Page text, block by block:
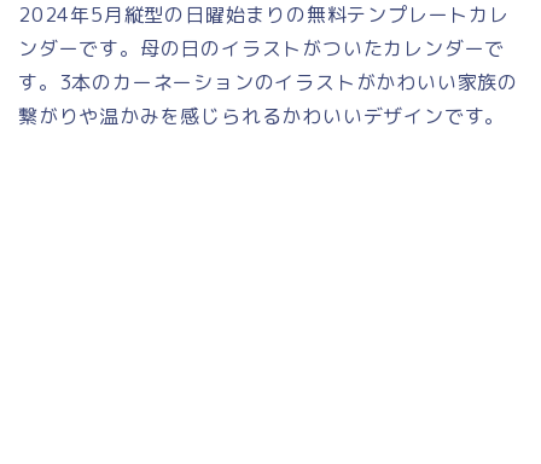
2024年5月縦型の日曜始まりの無料テンプレートカレ
ンダーです。母の日のイラストがついたカレンダーで
す。3本のカーネーションのイラストがかわいい家族の
繋がりや温かみを感じられるかわいいデザインです。